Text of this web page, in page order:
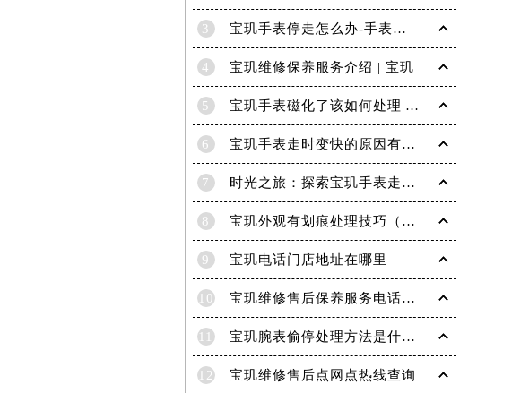
3 宝玑手表停走怎么办-手表停走的解决方法
4 宝玑维修保养服务介绍 | 宝玑
5 宝玑手表磁化了该如何处理|宝玑技师为您讲解
6 宝玑手表走时变快的原因有哪些？
7 时光之旅：探索宝玑手表走时的秘密
8 宝玑外观有划痕处理技巧（轻松修复爱表的实用方法）
9 宝玑电话门店地址在哪里
10 宝玑维修售后保养服务电话是多少
11 宝玑腕表偷停处理方法是什么（专业维修指南与常见故障排查）
12 宝玑维修售后点网点热线查询